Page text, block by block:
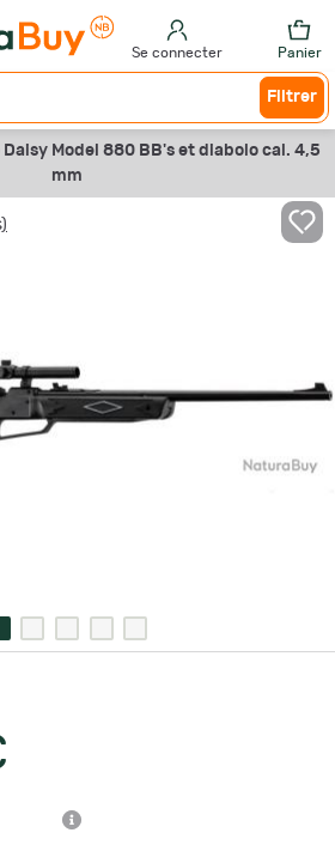
Se connecter Panier
Filtrer
Model 880 BB's et diabolo cal. 4,5
mm